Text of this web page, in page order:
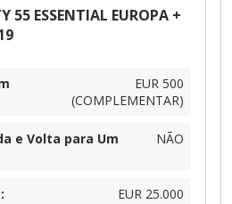
55 ESSENTIAL EUROPA +
EUR 500
(COMPLEMENTAR)
e Volta para Um
NÃO
: EUR 25.000